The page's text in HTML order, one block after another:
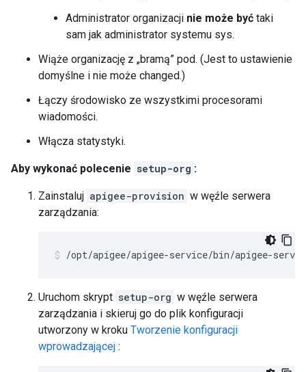
Administrator organizacji nie może być taki
sam jak administrator systemu sys.
Wiąże organizację z „bramą” pod. (Jest to ustawienie
domyślne i nie może changed.)
Łączy środowisko ze wszystkimi procesorami
wiadomości.
Włącza statystyki.
Aby wykonać polecenie setup-org :
Zainstaluj apigee-provision w węźle serwera
zarządzania:
/opt/apigee/apigee-service/bin/apigee-
Uruchom skrypt setup-org w węźle serwera
zarządzania i skieruj go do plik konfiguracji
utworzony w kroku Tworzenie konfiguracji
wprowadzającej :